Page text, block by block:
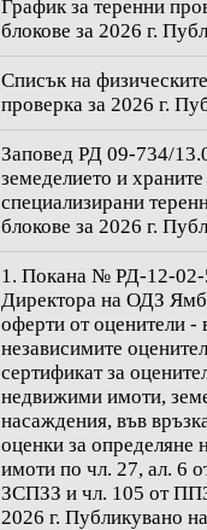
График за теренни
блокове за 2026 г.
Списък на
проверка за 2026 г.
Заповед РД 09-734/
земеделието и
специализирани
блокове за 2026 г.
1. Покана № РД-12-02-
Директора на ОДЗ
оферти от оценители -
независимите
сертификат за
недвижими имоти,
насаждения, във
оценки за определяне
имоти по чл. 27, ал. 6
ЗСПЗЗ и чл. 105 от
2026 г. Публикувано